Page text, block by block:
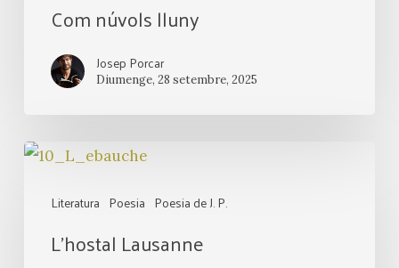
Com núvols lluny
Josep Porcar
Diumenge, 28 setembre, 2025
Literatura Poesia Poesia de J. P.
L’hostal
L’hostal Lausanne